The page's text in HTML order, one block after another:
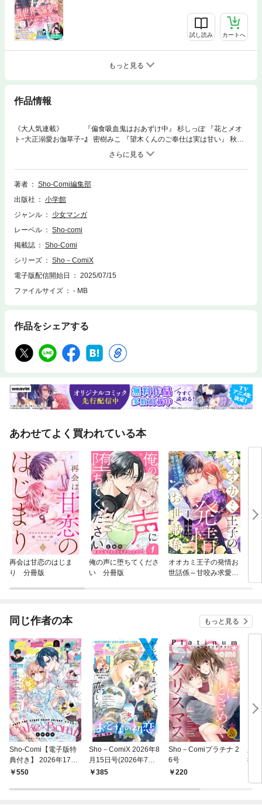
試し読み カートへ
もっと見る
作品情報
《大人気連載》 『偏食吸血鬼はおあずけ中』 杉しっぽ 『花とメオ
トｰ大正溺愛お伽草子ｰ』 密樹みこ 『望木くんのご奉仕は実は甘い』 秋梨
いと 『あざとい君を落としたい！』 真村澪生 『おひとり様少女漫画家の
お気楽ぼっち生活』 華夜 『異世界で恋愛はビギナーです』 えりんご×柚原
テイル 『召喚され令嬢の贅沢な成り上がり離宮計画』 一乃木ことり×柚原
テイル 【次号予告】 次号9/15号は8月15日(金)配信予定！
著者
Sho-Comi編集部
出版社
小学館
ジャンル
少女マンガ
レーベル
Sho-comi
掲載誌
Sho-Comi
シリーズ
Sho－ComiX
電子版配信開始日
2025/07/15
ファイルサイズ
- MB
作品をシェアする
あわせてよく買われている本
再会は甘恋のはじま
り 分冊版
俺の声に堕ちてくださ
い 分冊版
オオカミ王子の発情お
世話係～甘咬み求愛か
た
同じ作者の本 もっと見る
Sho-Comi【電子版特
典付き】 2026年17号
(2026年8月5日発売)
550
Sho－ComiX 2026年8
月15日号(2026年7月1
5日発売)
385
Sho－Comiプラチナ 2
6号
220
描